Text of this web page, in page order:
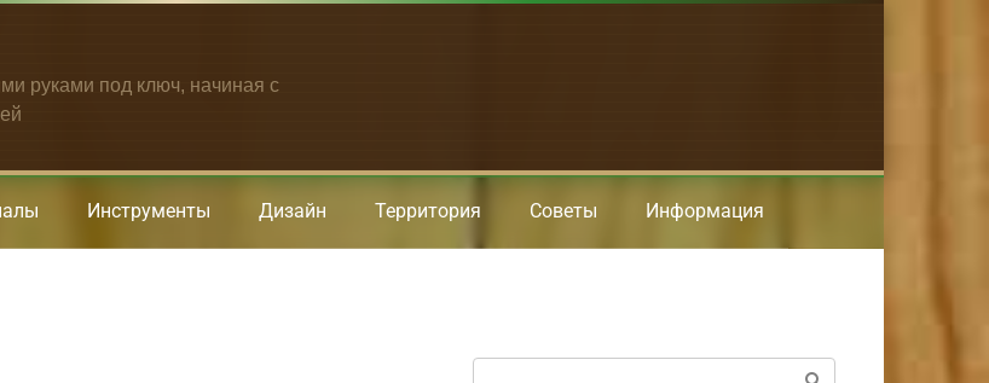
руками под ключ, начиная с
Инструменты Дизайн Территория Советы Информация